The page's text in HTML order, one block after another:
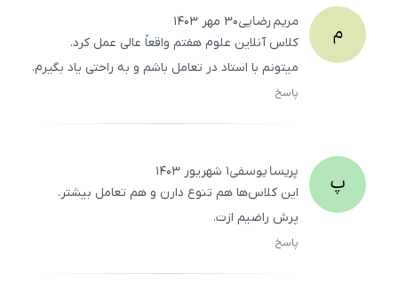
م مریمرضایی۳۰ مهر ۱۴۰۳
کلاس آنلاین علوم هفتم واقعاً عالی عمل کرد.
میتونم با استاد در تعامل باشم و به راحتی یاد بگیرم.
پاسخ
پ پریسایوسفی۱ شهریور ۱۴۰۳
این کلاس‌ها هم تنوع دارن و هم تعامل بیشتر.
پرش راضیم ازت.
پاسخ